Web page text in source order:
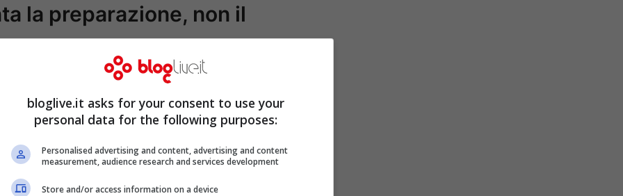
la preparazione, non il
foundational skills that can
employment. However, instead
university degree, these
in about six
bloglive.it asks for your consent to use your
personal data for the following purposes:
Personalised advertising and content, advertising and content
measurement, audience research and services development
Store and/or access information on a device